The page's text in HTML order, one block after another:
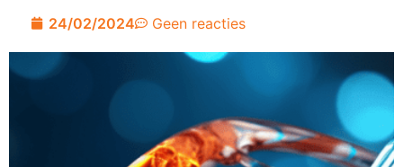
24/02/2024 Geen reacties